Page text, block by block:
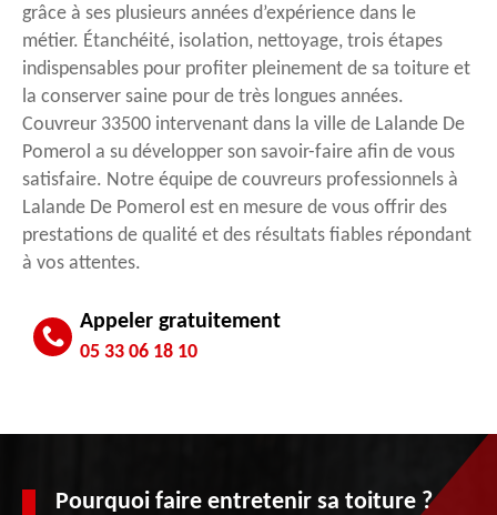
grâce à ses plusieurs années d’expérience dans le
métier. Étanchéité, isolation, nettoyage, trois étapes
indispensables pour profiter pleinement de sa toiture et
la conserver saine pour de très longues années.
Couvreur 33500 intervenant dans la ville de Lalande De
Pomerol a su développer son savoir-faire afin de vous
satisfaire. Notre équipe de couvreurs professionnels à
Lalande De Pomerol est en mesure de vous offrir des
prestations de qualité et des résultats fiables répondant
à vos attentes.
Appeler gratuitement
05 33 06 18 10
Pourquoi faire entretenir sa toiture ?